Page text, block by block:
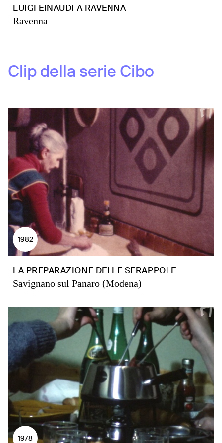
LUIGI EINAUDI A RAVENNA
Ravenna
Clip della serie Cibo
1982
LA PREPARAZIONE DELLE SFRAPPOLE
Savignano sul Panaro (Modena)
1978